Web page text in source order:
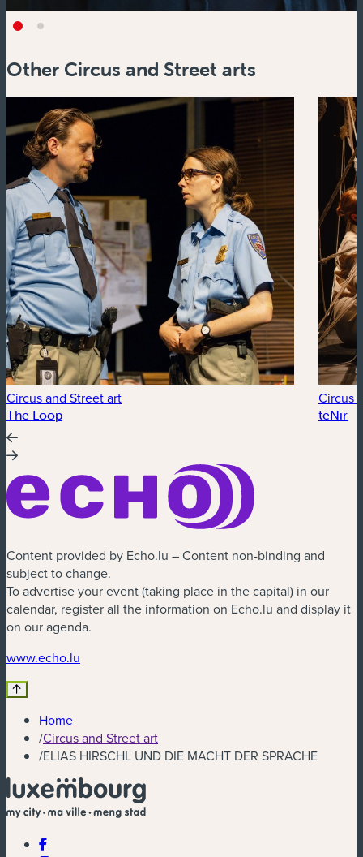
Other Circus and Street arts
Circus and Street art
The Loop
Circus
teNir
Content provided by Echo.lu – Content non-binding and
subject to change.
To advertise your event (taking place in the capital) in our
calendar, register all the information on Echo.lu and display it
on our agenda.
www.echo.lu
Home
/Circus and Street art
/ELIAS HIRSCHL UND DIE MACHT DER SPRACHE